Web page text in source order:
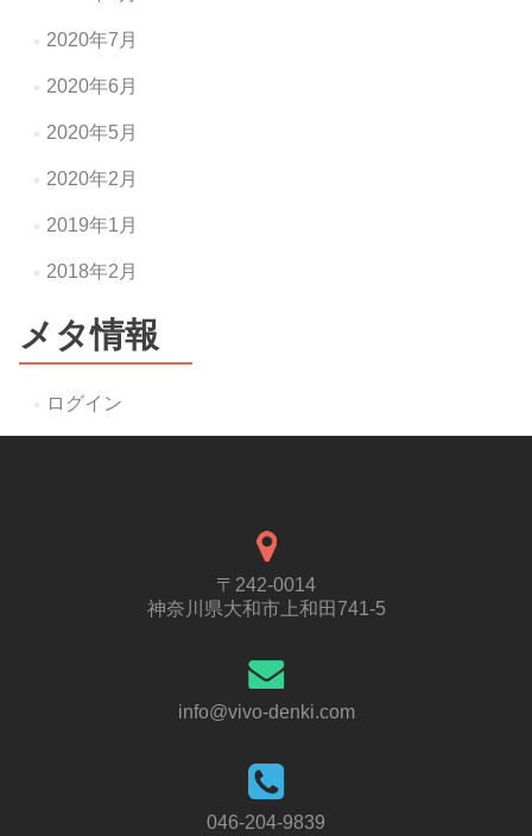
2020年7月
2020年6月
2020年5月
2020年2月
2019年1月
2018年2月
メタ情報
ログイン
〒242-0014
神奈川県大和市上和田741-5
info@vivo-denki.com
046-204-9839